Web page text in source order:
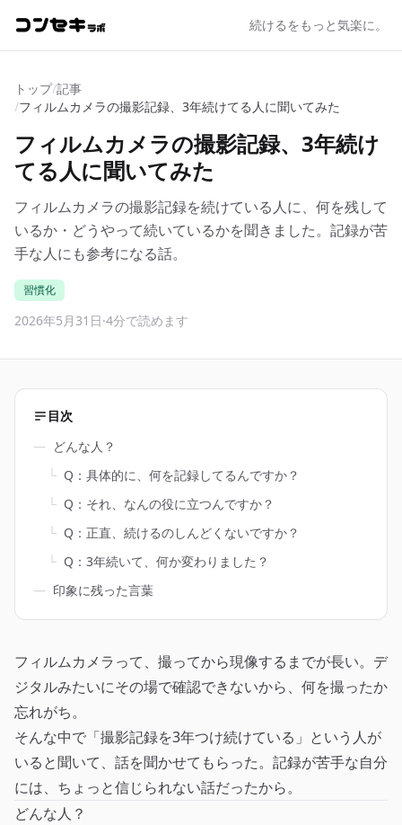
続けるをもっと気楽に。
トップ/記事
/フィルムカメラの撮影記録、3年続けてる人に聞いてみた
フィルムカメラの撮影記録、3年続け
てる人に聞いてみた
フィルムカメラの撮影記録を続けている人に、何を残して
いるか・どうやって続いているかを聞きました。記録が苦
手な人にも参考になる話。
習慣化
2026年5月31日·4分で読めます
目次
― どんな人？
└ Q：具体的に、何を記録してるんですか？
└ Q：それ、なんの役に立つんですか？
└ Q：正直、続けるのしんどくないですか？
└ Q：3年続いて、何か変わりました？
― 印象に残った言葉
フィルムカメラって、撮ってから現像するまでが長い。デ
ジタルみたいにその場で確認できないから、何を撮ったか
忘れがち。
そんな中で「撮影記録を3年つけ続けている」という人が
いると聞いて、話を聞かせてもらった。記録が苦手な自分
には、ちょっと信じられない話だったから。
どんな人？